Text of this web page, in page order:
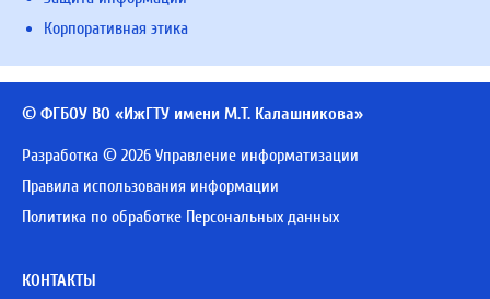
Корпоративная этика
© ФГБОУ ВО «ИжГТУ имени М.Т. Калашникова»
Разработка © 2026 Управление информатизации
Правила использования информации
Политика по обработке Персональных данных
КОНТАКТЫ